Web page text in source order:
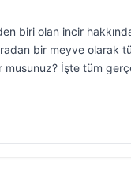
biri olan incir
bir meyve olarak
İşte tüm